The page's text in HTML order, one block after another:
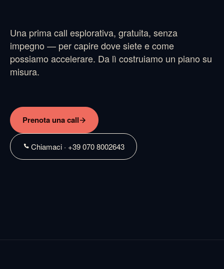
Una prima call esplorativa, gratuita, senza
impegno — per capire dove siete e come
possiamo accelerare. Da lì costruiamo un piano su
misura.
Prenota una call
Chiamaci · +39 070 8002643